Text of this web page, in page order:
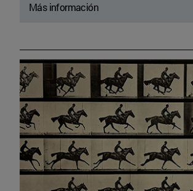
Más información